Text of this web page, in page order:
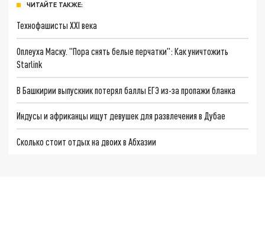
ЧИТАЙТЕ ТАКЖЕ:
Технофашисты XXI века
Оплеуха Маску. "Пора снять белые перчатки": Как уничтожить
Starlink
В Башкирии выпускник потерял баллы ЕГЭ из-за пропажи бланка
Индусы и африканцы ищут девушек для развлечения в Дубае
Сколько стоит отдых на двоих в Абхазии